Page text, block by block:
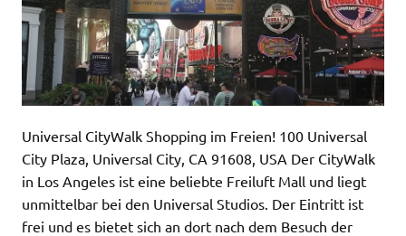
Universal CityWalk Shopping im Freien! 100 Universal
City Plaza, Universal City, CA 91608, USA Der CityWalk
in Los Angeles ist eine beliebte Freiluft Mall und liegt
unmittelbar bei den Universal Studios. Der Eintritt ist
frei und es bietet sich an dort nach dem Besuch der